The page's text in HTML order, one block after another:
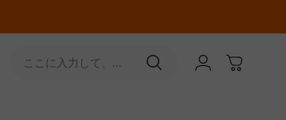
ここに入力して、